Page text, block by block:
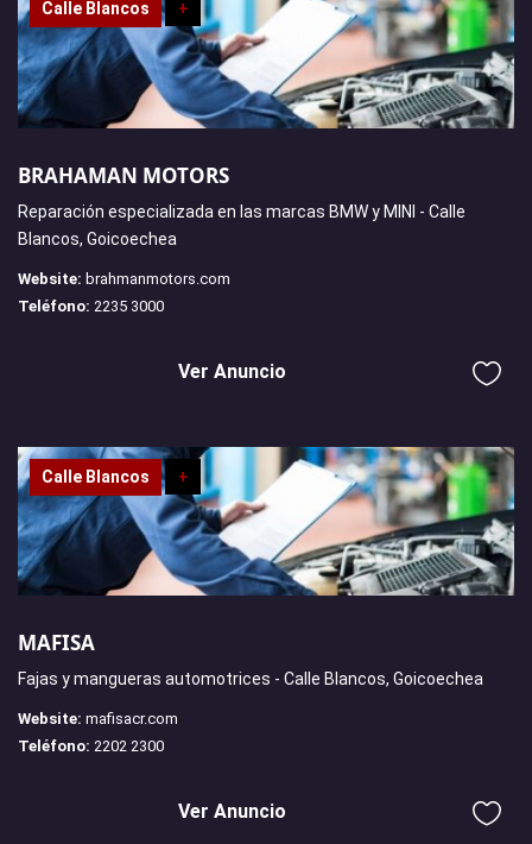
Calle Blancos +
BRAHAMAN MOTORS
Reparación especializada en las marcas BMW y MINI - Calle
Blancos, Goicoechea
Website: brahmanmotors.com
Teléfono: 2235 3000
Ver Anuncio
Calle Blancos +
MAFISA
Fajas y mangueras automotrices - Calle Blancos, Goicoechea
Website: mafisacr.com
Teléfono: 2202 2300
Ver Anuncio